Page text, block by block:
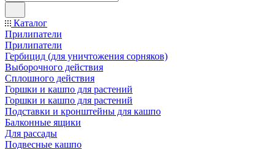
Каталог
Прилипатели
Прилипатели
Гербицид (для уничтожения сорняков)
Выборочного действия
Сплошного действия
Горшки и кашпо для растений
Горшки и кашпо для растений
Подставки и кронштейны для кашпо
Балконные ящики
Для рассады
Подвесные кашпо